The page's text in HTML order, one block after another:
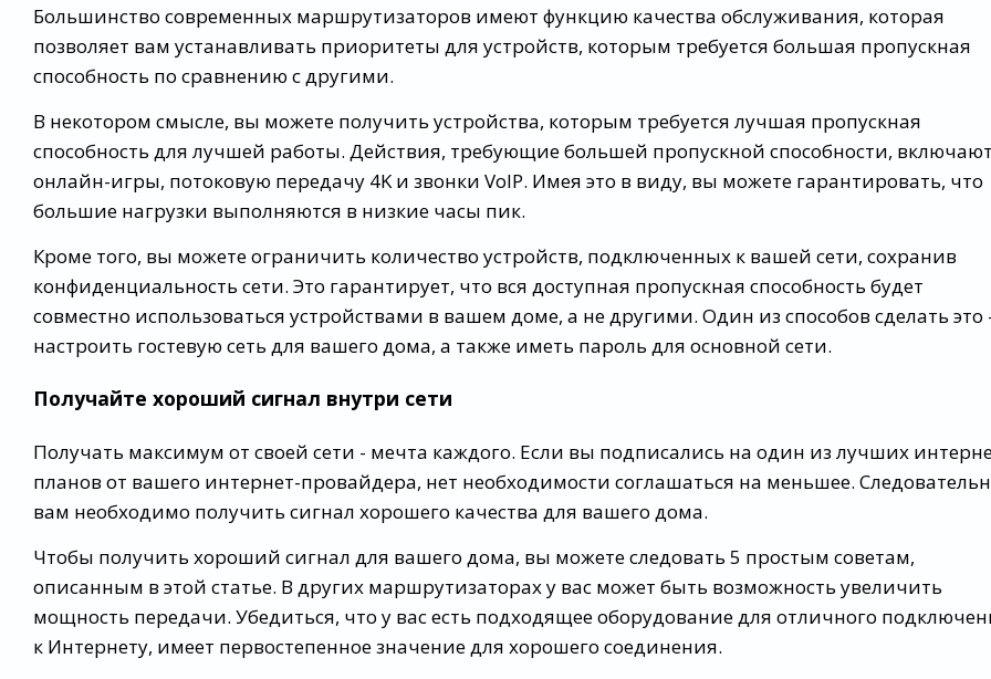
Большинство современных маршрутизаторов имеют функцию качества обслуживания, которая
позволяет вам устанавливать приоритеты для устройств, которым требуется большая пропускная
способность по сравнению с другими.
В некотором смысле, вы можете получить устройства, которым требуется лучшая пропускная
способность для лучшей работы. Действия, требующие большей пропускной способности,
онлайн-игры, потоковую передачу 4K и звонки VoIP. Имея это в виду, вы можете гарантировать, что
большие нагрузки выполняются в низкие часы пик.
Кроме того, вы можете ограничить количество устройств, подключенных к вашей сети, сохранив
конфиденциальность сети. Это гарантирует, что вся доступная пропускная способность будет
совместно использоваться устройствами в вашем доме, а не другими. Один из способов сделать это
настроить гостевую сеть для вашего дома, а также иметь пароль для основной сети.
Получайте хороший сигнал внутри сети
Получать максимум от своей сети - мечта каждого. Если вы подписались на один из лучших
планов от вашего интернет-провайдера, нет необходимости соглашаться на меньшее.
вам необходимо получить сигнал хорошего качества для вашего дома.
Чтобы получить хороший сигнал для вашего дома, вы можете следовать 5 простым советам,
описанным в этой статье. В других маршрутизаторах у вас может быть возможность увеличить
мощность передачи. Убедиться, что у вас есть подходящее оборудование для отличного
к Интернету, имеет первостепенное значение для хорошего соединения.